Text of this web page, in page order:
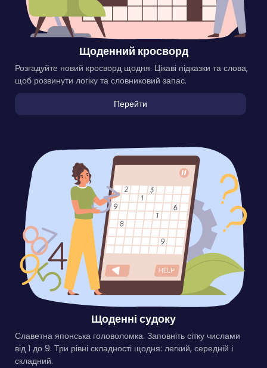
Щоденний кросворд
Розгадуйте новий кросворд щодня. Цікаві підказки та слова,
щоб розвинути логіку та словниковий запас.
Перейти
Щоденні судоку
Славетна японська головоломка. Заповніть сітку числами
від 1 до 9. Три рівні складності щодня: легкий, середній і
складний.